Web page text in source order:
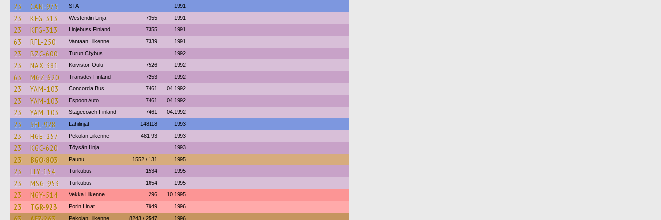
23 CAN-975 STA 1991
23 KFG-313 Westendin Linja 7355 1991
23 KFG-313 Linjebuss Finland 7355 1991
63 RFL-250 Vantaan Liikenne 7339 1991
23 BZC-600 Turun Citybus 1992
23 NAX-381 Koiviston Oulu 7526 1992
63 MGZ-620 Transdev Finland 7253 1992
23 YAM-103 Concordia Bus 7461 04.1992
23 YAM-103 Espoon Auto 7461 04.1992
23 YAM-103 Stagecoach Finland 7461 04.1992
23 SFL-928 Lähilinjat 148118 1993
23 HGE-257 Pekolan Liikenne 481-93 1993
23 KGC-620 Töysän Linja 1993
23 BGO-803 Paunu 1552 / 131 1995
23 LLY-154 Turkubus 1534 1995
23 MSG-953 Turkubus 1654 1995
23 NGY-514 Vekka Liikenne 296 10.1995
23 TGR-923 Porin Linjat 7949 1996
Pekolan Liikenne 8243 / 2547 1996